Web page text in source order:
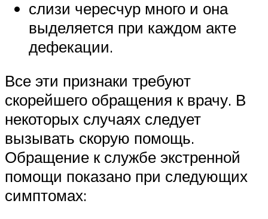
слизи чересчур много и она
выделяется при каждом акте
дефекации.
Все эти признаки требуют
скорейшего обращения к врачу. В
некоторых случаях следует
вызывать скорую помощь.
Обращение к службе экстренной
помощи показано при следующих
симптомах: